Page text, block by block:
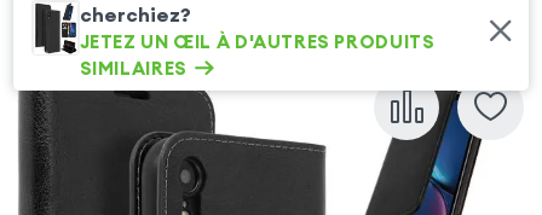
cherchiez?
JETEZ UN ŒIL À D'AUTRES PRODUITS
SIMILAIRES
Protections Autres Étuis pour iPhone XR